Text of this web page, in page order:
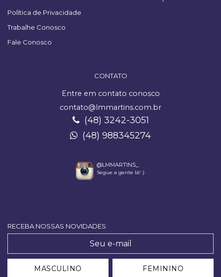
Política de Privacidade
Trabalhe Conosco
Fale Conosco
CONTATO
Entre em contato conosco
contato@lmmartins.com.br
(48) 3242-3051
(48) 988345274
@LMMARTINS_
Segue a gente lá! :)
RECEBA NOSSAS NOVIDADES
MASCULINO FEMININO